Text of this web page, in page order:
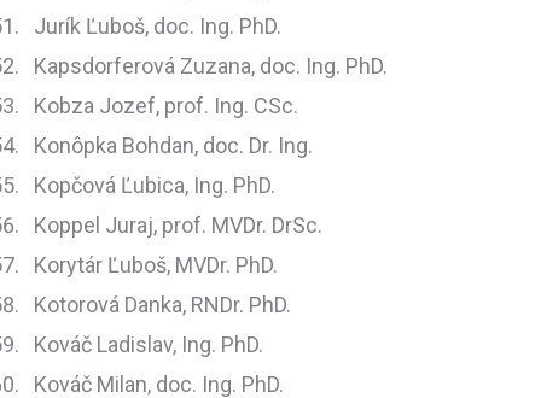
Jurík Ľuboš, doc. Ing. PhD.
Kapsdorferová Zuzana, doc. Ing. PhD.
Kobza Jozef, prof. Ing. CSc.
Konôpka Bohdan, doc. Dr. Ing.
Kopčová Ľubica, Ing. PhD.
Koppel Juraj, prof. MVDr. DrSc.
Korytár Ľuboš, MVDr. PhD.
Kotorová Danka, RNDr. PhD.
Kováč Ladislav, Ing. PhD.
Kováč Milan, doc. Ing. PhD.